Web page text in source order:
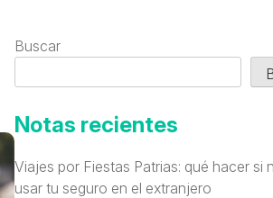
Buscar
Notas recientes
Viajes por Fiestas Patrias: qué hacer si
usar tu seguro en el extranjero